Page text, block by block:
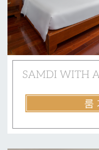
SAMDI WITH
룸